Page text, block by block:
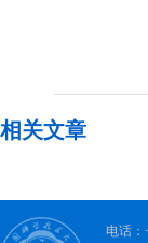
相关文章
电话：